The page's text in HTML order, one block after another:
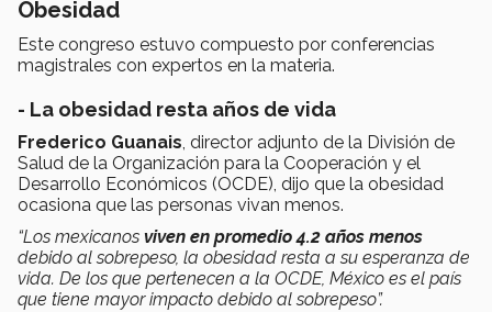
Obesidad
Este congreso estuvo compuesto por conferencias
magistrales con expertos en la materia.
- La obesidad resta años de vida
Frederico Guanais, director adjunto de la División de
Salud de la Organización para la Cooperación y el
Desarrollo Económicos (OCDE), dijo que la obesidad
ocasiona que las personas vivan menos.
“Los mexicanos viven en promedio 4.2 años menos
debido al sobrepeso, la obesidad resta a su esperanza de
vida. De los que pertenecen a la OCDE, México es el país
que tiene mayor impacto debido al sobrepeso”.